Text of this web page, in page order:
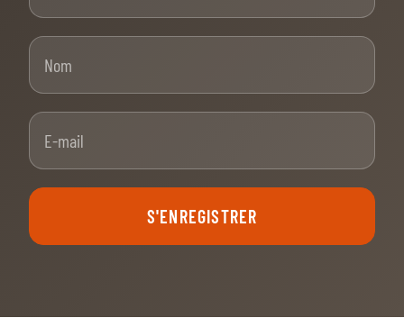
S'ENREGISTRER